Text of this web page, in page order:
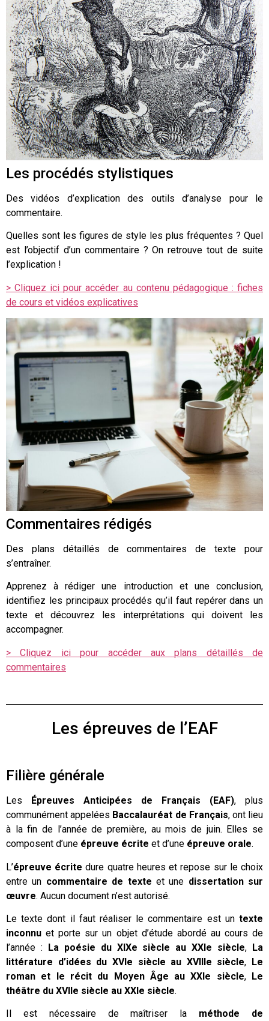
Les procédés stylistiques
Des vidéos d’explication des outils d’analyse pour le
commentaire.
Quelles sont les figures de style les plus fréquentes ? Quel
est l’objectif d’un commentaire ? On retrouve tout de suite
l’explication !
> Cliquez ici pour accéder au contenu pédagogique : fiches
de cours et vidéos explicatives
Commentaires rédigés
Des plans détaillés de commentaires de texte pour
s’entraîner.
Apprenez à rédiger une introduction et une conclusion,
identifiez les principaux procédés qu’il faut repérer dans un
texte et découvrez les interprétations qui doivent les
accompagner.
> Cliquez ici pour accéder aux plans détaillés de
commentaires
Les épreuves de l’EAF
Filière générale
Les Épreuves Anticipées de Français (EAF), plus
communément appelées Baccalauréat de Français, ont lieu
à la fin de l’année de première, au mois de juin. Elles se
composent d’une épreuve écrite et d’une épreuve orale.
L’épreuve écrite dure quatre heures et repose sur le choix
entre un commentaire de texte et une dissertation sur
œuvre. Aucun document n’est autorisé.
Le texte dont il faut réaliser le commentaire est un texte
inconnu et porte sur un objet d’étude abordé au cours de
l’année : La poésie du XIXe siècle au XXIe siècle, La
littérature d’idées du XVIe siècle au XVIIIe siècle, Le
roman et le récit du Moyen Âge au XXIe siècle, Le
théâtre du XVIIe siècle au XXIe siècle.
Il est nécessaire de maîtriser la méthode de